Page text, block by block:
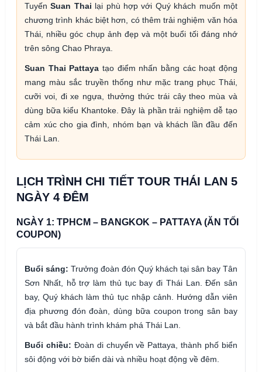
TuyếnSuan Thai lại phù hợp với Quý khách muốn một
chương trình khác biệt hơn, có thêm trải nghiệm văn hóa
Thái, nhiều góc chụp ảnh đẹp và một buổi tối đáng nhớ
trên sông Chao Phraya.
Suan Thai Pattaya tạo điểm nhấn bằng các hoạt động
mang màu sắc truyền thống như mặc trang phục Thái,
cưỡi voi, đi xe ngựa, thưởng thức trái cây theo mùa và
dùng bữa kiểu Khantoke. Đây là phần trải nghiệm dễ tạo
cảm xúc cho gia đình, nhóm bạn và khách lần đầu đến
Thái Lan.
LỊCH TRÌNH CHI TIẾT TOUR THÁI LAN 5
NGÀY 4 ĐÊM
NGÀY 1: TPHCM – BANGKOK – PATTAYA (ĂN TỐI
COUPON)
Buổi sáng: Trưởng đoàn đón Quý khách tại sân bay Tân
Sơn Nhất, hỗ trợ làm thủ tục bay đi Thái Lan. Đến sân
bay, Quý khách làm thủ tục nhập cảnh. Hướng dẫn viên
địa phương đón đoàn, dùng bữa coupon trong sân bay
và bắt đầu hành trình khám phá Thái Lan.
Buổi chiều: Đoàn di chuyển về Pattaya, thành phố biển
sôi động với bờ biển dài và nhiều hoạt động về đêm.